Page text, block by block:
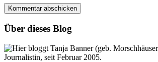
Über dieses Blog
Hier bloggt Tanja Banner (geb.
Journalistin, seit Februar 2005.